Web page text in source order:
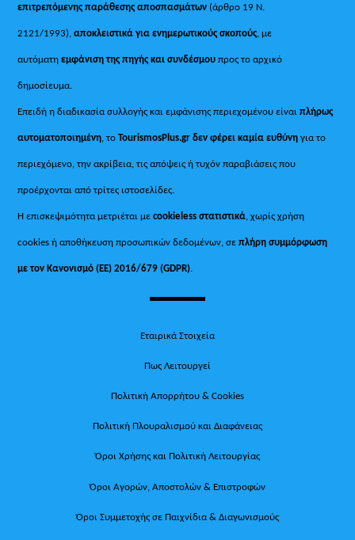
επιτρεπόμενης παράθεσης αποσπασμάτων (άρθρο 19 Ν.
2121/1993), αποκλειστικά για ενημερωτικούς σκοπούς, με
αυτόματηεμφάνιση της πηγής και συνδέσμου προς το αρχικό
δημοσίευμα.
Επειδή η διαδικασία συλλογής και εμφάνισης περιεχομένου είναιπλήρως
αυτοματοποιημένη, τοTourismosPlus.gr δεν φέρει καμία ευθύνη για το
περιεχόμενο, την ακρίβεια, τις απόψεις ή τυχόν παραβιάσεις που
προέρχονται από τρίτες ιστοσελίδες.
Η επισκεψιμότητα μετριέται μεcookieless στατιστικά, χωρίς χρήση
cookies ή αποθήκευση προσωπικών δεδομένων, σεπλήρη συμμόρφωση
με τον Κανονισμό (ΕΕ) 2016/679 (GDPR).
Εταιρικά Στοιχεία
Πως Λειτουργεί
Πολιτική Απορρήτου & Cookies
Πολιτική Πλουραλισμού και Διαφάνειας
Όροι Χρήσης και Πολιτική Λειτουργίας
Όροι Αγορών, Αποστολών & Επιστροφών
Όροι Συμμετοχής σε Παιχνίδια & Διαγωνισμούς